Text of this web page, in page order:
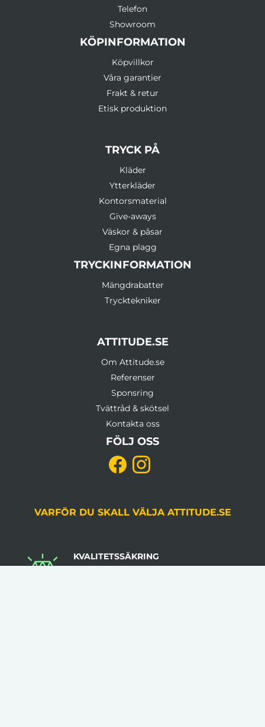
Telefon
Showroom
KÖPINFORMATION
Köpvillkor
Våra garantier
Frakt & retur
Etisk produktion
TRYCK PÅ
Kläder
Ytterkläder
Kontorsmaterial
Give-aways
Väskor & påsar
Egna plagg
TRYCKINFORMATION
Mängdrabatter
Trycktekniker
ATTITUDE.SE
Om Attitude.se
Referenser
Sponsring
Tvättråd & skötsel
Kontakta oss
FÖLJ OSS
VARFÖR DU SKALL VÄLJA ATTITUDE.SE
KVALITETSSÄKRING